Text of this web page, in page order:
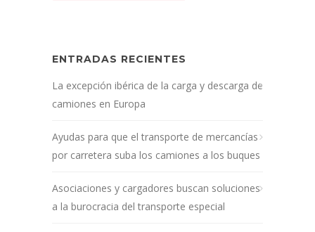
ENTRADAS RECIENTES
La excepción ibérica de la carga y descarga de
camiones en Europa
Ayudas para que el transporte de mercancías
por carretera suba los camiones a los buques
Asociaciones y cargadores buscan soluciones
a la burocracia del transporte especial